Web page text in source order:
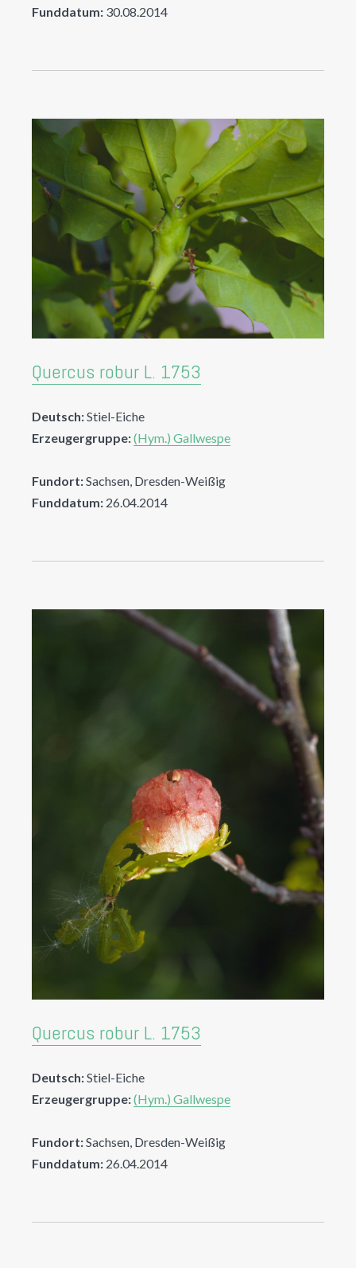
Funddatum: 30.08.2014
Quercus robur L. 1753
Deutsch:Stiel-Eiche
Erzeugergruppe:(Hym.) Gallwespe
Fundort:Sachsen, Dresden-Weißig
Funddatum: 26.04.2014
Quercus robur L. 1753
Deutsch:Stiel-Eiche
Erzeugergruppe:(Hym.) Gallwespe
Fundort:Sachsen, Dresden-Weißig
Funddatum: 26.04.2014